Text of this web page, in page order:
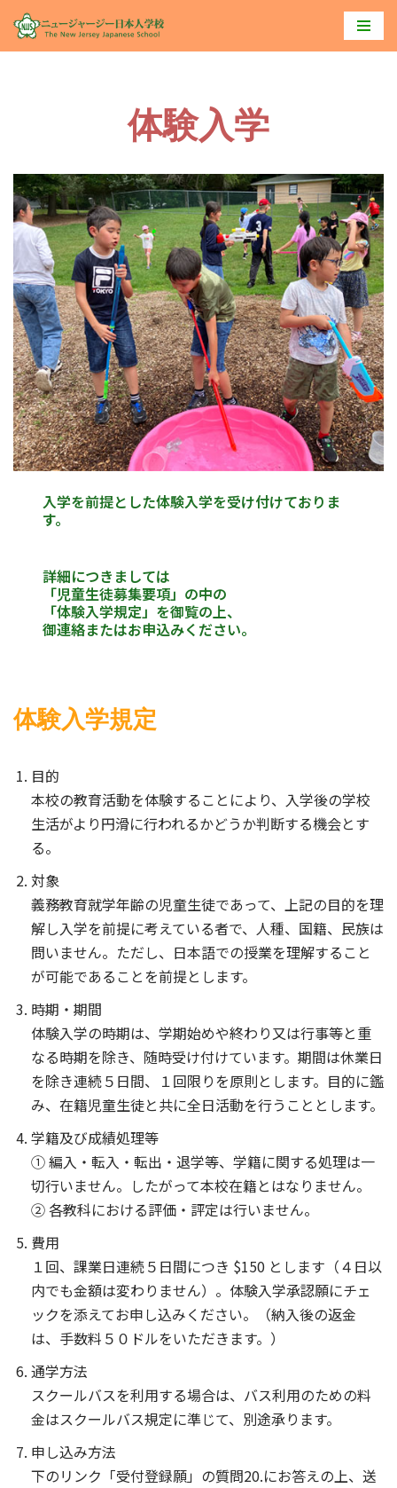
コ
へ
ス
キ
ッ
プ
体験入学
入学を前提とした体験入学を受け付けておりま
す。
詳細につきましては
「児童生徒募集要項」の中の
「体験入学規定」を御覧の上、
御連絡またはお申込みください。
体験入学規定
目的
本校の教育活動を体験することにより、入学後の学校
生活がより円滑に行われるかどうか判断する機会とす
る。
対象
義務教育就学年齢の児童生徒であって、上記の目的を理
解し入学を前提に考えている者で、人種、国籍、民族は
問いません。ただし、日本語での授業を理解すること
が可能であることを前提とします。
時期・期間
体験入学の時期は、学期始めや終わり又は行事等と重
なる時期を除き、随時受け付けています。期間は休業日
を除き連続５日間、１回限りを原則とします。目的に鑑
み、在籍児童生徒と共に全日活動を行うこととします。
学籍及び成績処理等
① 編入・転入・転出・退学等、学籍に関する処理は一
切行いません。したがって本校在籍とはなりません。
② 各教科における評価・評定は行いません。
費用
１回、課業日連続５日間につき $150 とします（４日以
内でも金額は変わりません）。体験入学承認願にチェ
ックを添えてお申し込みください。（納入後の返金
は、手数料５０ドルをいただきます。）
通学方法
スクールバスを利用する場合は、バス利用のための料
金はスクールバス規定に準じて、別途承ります。
申し込み方法
下のリンク「受付登録願」の質問20.にお答えの上、送